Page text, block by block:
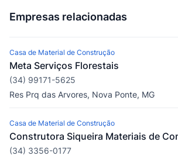
Empresas relacionadas
Casa de Material de Construção
Meta Serviços Florestais
(34) 99171-5625
Res Prq das Arvores, Nova Ponte, MG
Casa de Material de Construção
Construtora Siqueira Materiais de
(34) 3356-0177